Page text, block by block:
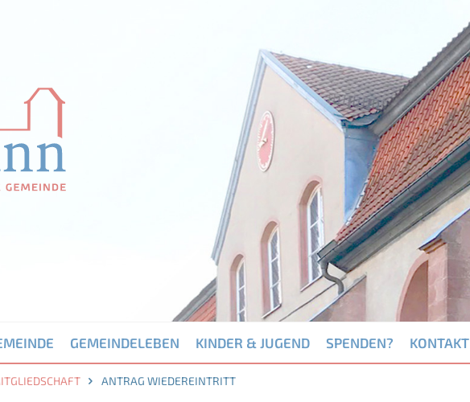
GEMEINDELEBEN KINDER & JUGEND SPENDEN? KONTAKT
ANTRAG WIEDEREINTRITT